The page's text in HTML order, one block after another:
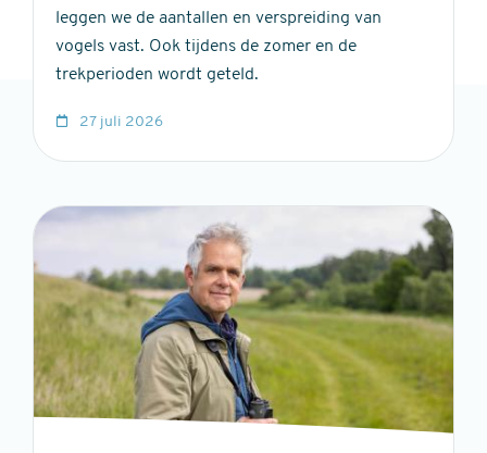
leggen we de aantallen en verspreiding van
vogels vast. Ook tijdens de zomer en de
trekperioden wordt geteld.
27 juli 2026